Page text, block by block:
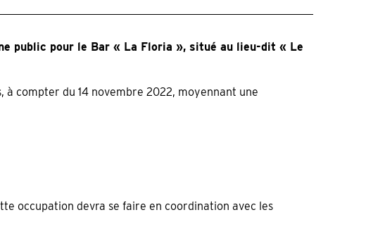
public pour le Bar « La Floria », situé au lieu-dit « Le
à compter du 14 novembre 2022, moyennant une
occupation devra se faire en coordination avec les